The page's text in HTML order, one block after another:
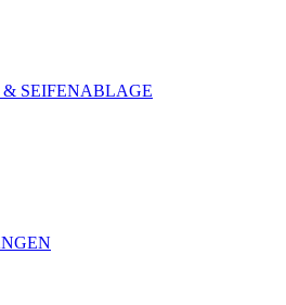
& SEIFENABLAGE